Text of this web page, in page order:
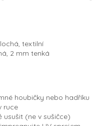
textilní
2 mm tenká
houbičky nebo hadříku
ruce
usušit (ne v sušičce)